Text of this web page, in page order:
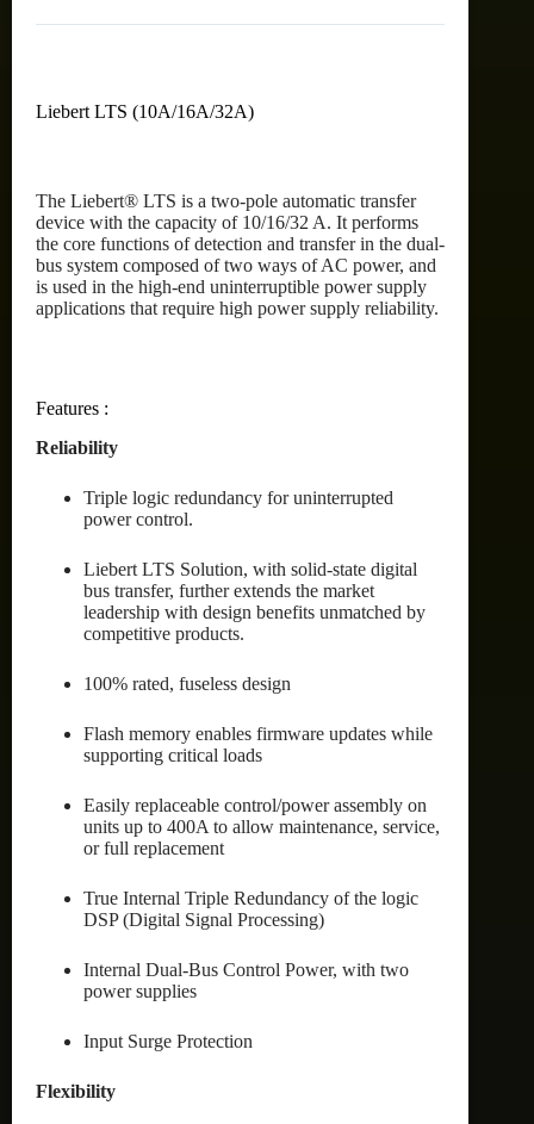
Liebert LTS (10A/16A/32A)
The Liebert® LTS is a two-pole automatic transfer
device with the capacity of 10/16/32 A. It performs
the core functions of detection and transfer in the dual-
bus system composed of two ways of AC power, and
is used in the high-end uninterruptible power supply
applications that require high power supply reliability.
Features :
Reliability
Triple logic redundancy for uninterrupted
power control.
Liebert LTS Solution, with solid-state digital
bus transfer, further extends the market
leadership with design benefits unmatched by
competitive products.
100% rated, fuseless design
Flash memory enables firmware updates while
supporting critical loads
Easily replaceable control/power assembly on
units up to 400A to allow maintenance, service,
or full replacement
True Internal Triple Redundancy of the logic
DSP (Digital Signal Processing)
Internal Dual-Bus Control Power, with two
power supplies
Input Surge Protection
Flexibility